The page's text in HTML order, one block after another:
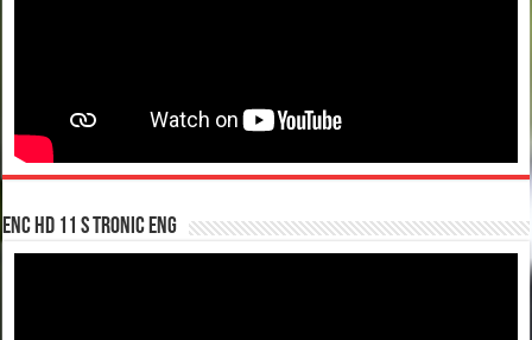
enc hd 11 S tronic ENG